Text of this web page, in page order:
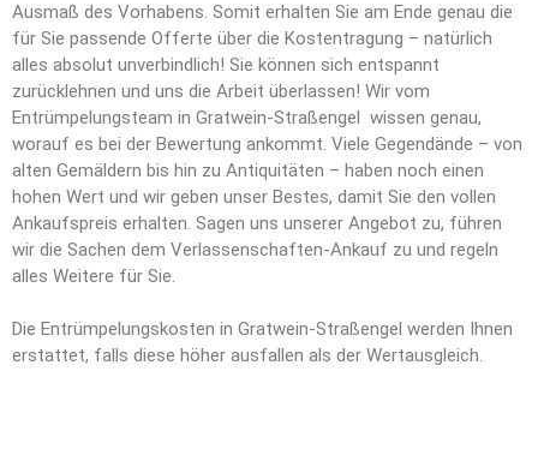
Ausmaß des Vorhabens. Somit erhalten Sie am Ende genau die
für Sie passende Offerte über die Kostentragung – natürlich
alles absolut unverbindlich! Sie können sich entspannt
zurücklehnen und uns die Arbeit überlassen! Wir vom
Entrümpelungsteam in Gratwein-Straßengel wissen genau,
worauf es bei der Bewertung ankommt. Viele Gegendände – von
alten Gemäldern bis hin zu Antiquitäten – haben noch einen
hohen Wert und wir geben unser Bestes, damit Sie den vollen
Ankaufspreis erhalten. Sagen uns unserer Angebot zu, führen
wir die Sachen dem Verlassenschaften-Ankauf zu und regeln
alles Weitere für Sie.
Die Entrümpelungskosten in Gratwein-Straßengel werden Ihnen
erstattet, falls diese höher ausfallen als der Wertausgleich.